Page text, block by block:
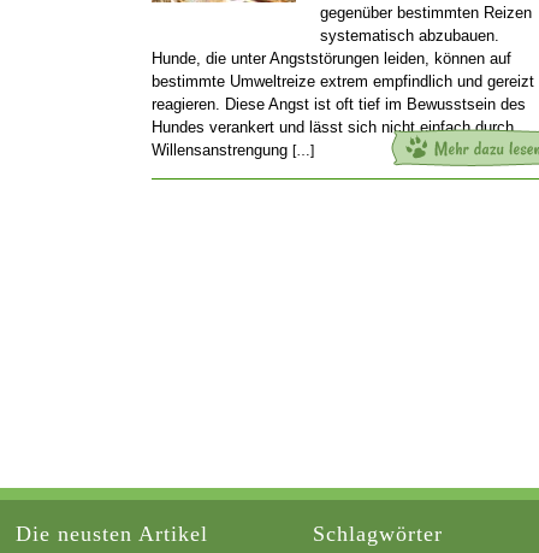
gegenüber bestimmten Reizen
systematisch abzubauen.
Hunde, die unter Angststörungen leiden, können auf
bestimmte Umweltreize extrem empfindlich und gereizt
reagieren. Diese Angst ist oft tief im Bewusstsein des
Hundes verankert und lässt sich nicht einfach durch
Willensanstrengung […]
Die neusten Artikel Schlagwörter